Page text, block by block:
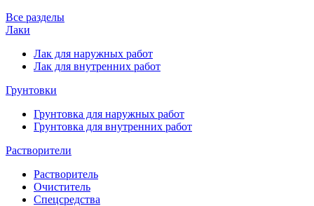
Все разделы
Лаки
Лак для наружных работ
Лак для внутренних работ
Грунтовки
Грунтовка для наружных работ
Грунтовка для внутренних работ
Растворители
Растворитель
Очиститель
Спецсредства